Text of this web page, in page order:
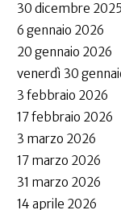
30 dicembre 2025
6 gennaio 2026
20 gennaio 2026
venerdì 30
3 febbraio 2026
17 febbraio 2026
3 marzo 2026
17 marzo 2026
31 marzo 2026
14 aprile 2026